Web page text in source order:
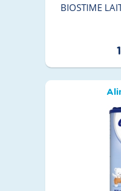
BIOSTIME